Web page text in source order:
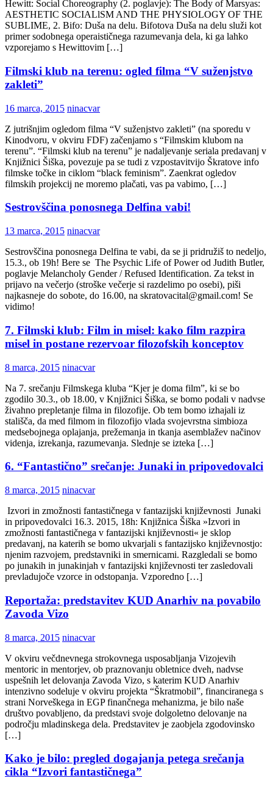
Hewitt: Social Choreography (2. poglavje): The Body of Marsyas:
AESTHETIC SOCIALlSM AND THE PHYSIOLOGY OF THE
SUBLIME, 2. Bifo: Duša na delu. Bifotova Duša na delu služi kot
primer sodobnega operaističnega razumevanja dela, ki ga lahko
vzporejamo s Hewittovim […]
Filmski klub na terenu: ogled filma “V suženjstvo
zakleti”
16 marca, 2015 ninacvar
Z jutrišnjim ogledom filma “V suženjstvo zakleti” (na sporedu v
Kinodvoru, v okviru FDF) začenjamo s “Filmskim klubom na
terenu”. “Filmski klub na terenu” je nadaljevanje seriala predavanj v
Knjižnici Šiška, povezuje pa se tudi z vzpostavitvijo Škratove info
filmske točke in ciklom “black feminism”. Zaenkrat ogledov
filmskih projekcij ne moremo plačati, vas pa vabimo, […]
Sestrovščina ponosnega Delfina vabi!
13 marca, 2015 ninacvar
Sestrovščina ponosnega Delfina te vabi, da se ji pridružiš to nedeljo,
15.3., ob 19h! Bere se The Psychic Life of Power od Judith Butler,
poglavje Melancholy Gender / Refused Identification. Za tekst in
prijavo na večerjo (stroške večerje si razdelimo po osebi), piši
najkasneje do sobote, do 16.00, na skratovacital@gmail.com! Se
vidimo!
7. Filmski klub: Film in misel: kako film razpira
misel in postane rezervoar filozofskih konceptov
8 marca, 2015 ninacvar
Na 7. srečanju Filmskega kluba “Kjer je doma film”, ki se bo
zgodilo 30.3., ob 18.00, v Knjižnici Šiška, se bomo podali v nadvse
živahno prepletanje filma in filozofije. Ob tem bomo izhajali iz
stališča, da med filmom in filozofijo vlada svojevrstna simbioza
medsebojnega oplajanja, prežemanja in tkanja asemblažev načinov
videnja, izrekanja, razumevanja. Slednje se izteka […]
6. “Fantastično” srečanje: Junaki in pripovedovalci
8 marca, 2015 ninacvar
Izvori in zmožnosti fantastičnega v fantazijski književnosti Junaki
in pripovedovalci 16.3. 2015, 18h: Knjižnica Šiška »Izvori in
zmožnosti fantastičnega v fantazijski književnosti« je sklop
predavanj, na katerih se bomo ukvarjali s fantazijsko književnostjo:
njenim razvojem, predstavniki in smernicami. Razgledali se bomo
po junakih in junakinjah v fantazijski književnosti ter zasledovali
prevladujoče vzorce in odstopanja. Vzporedno […]
Reportaža: predstavitev KUD Anarhiv na povabilo
Zavoda Vizo
8 marca, 2015 ninacvar
V okviru večdnevnega strokovnega usposabljanja Vizojevih
mentoric in mentorjev, ob praznovanju obletnice dveh, nadvse
uspešnih let delovanja Zavoda Vizo, s katerim KUD Anarhiv
intenzivno sodeluje v okviru projekta “Škratmobil”, financiranega s
strani Norveškega in EGP finančnega mehanizma, je bilo naše
društvo povabljeno, da predstavi svoje dolgoletno delovanje na
področju mladinskega dela. Predstavitev je zaobjela zgodovinsko
[…]
Kako je bilo: pregled dogajanja petega srečanja
cikla “Izvori fantastičnega”